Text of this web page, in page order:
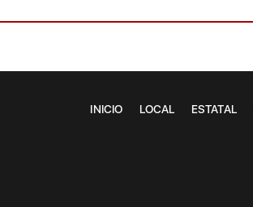
INICIO LOCAL ESTATAL